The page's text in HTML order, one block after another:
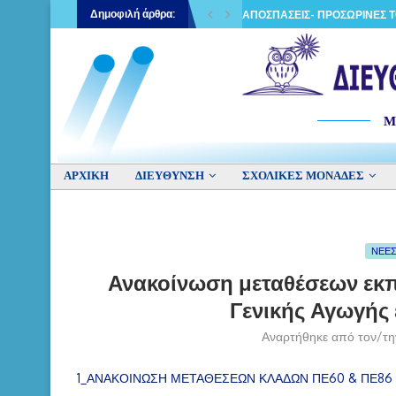
Δημοφιλή άρθρα: ΑΠΟΣΠΑΣΕΙΣ-ΠΡΟΣΩΡΙΝΕΣ
ΑΡΧΙΚΉ ΔΙΕΥΘΥΝΣΗ ΣΧΟΛΙΚΕΣ ΜΟΝΑΔΕΣ
Ανακοίνωση μεταθέσεων
Γενικής
Αναρτήθηκε από τον/
1_ΑΝΑΚΟΙΝΩΣΗ ΜΕΤΑΘΕΣΕΩΝ ΚΛΑΔΩΝ ΠΕ60 &